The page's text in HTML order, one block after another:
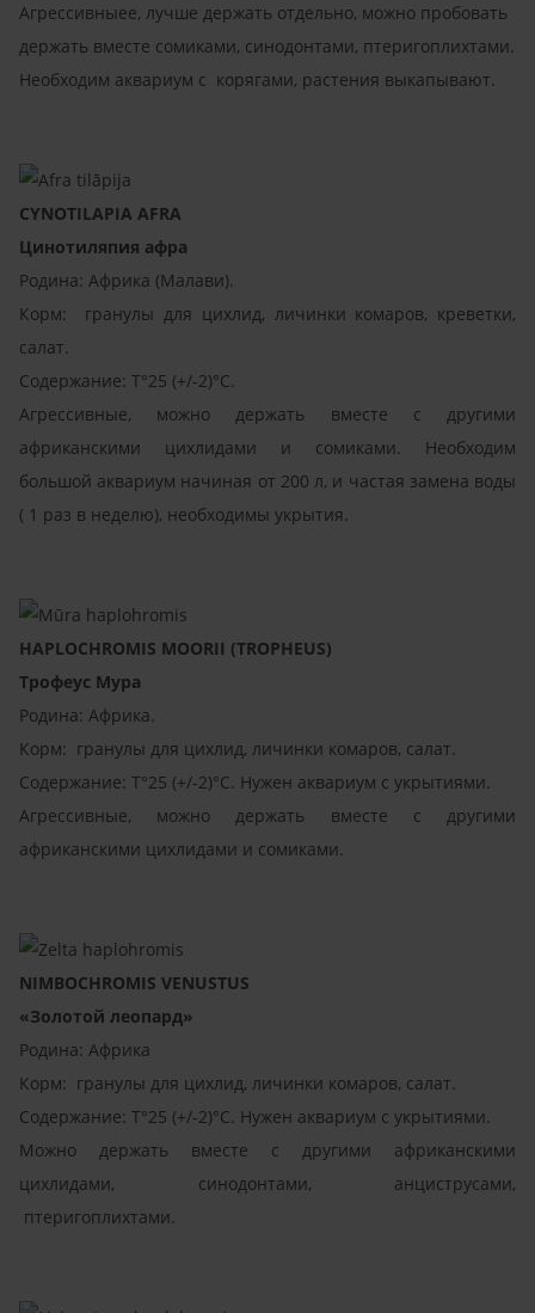
Агрессивныее, лучше держать отдельно, можно пробовать
держать вместе сомиками, синодонтами, птеригоплихтами.
Необходим аквариум с корягами, растения выкапывают.
CYNOTILAPIA AFRA
Цинотиляпия афра
Родина: Африка (Малави).
Корм: гранулы для цихлид, личинки комаров, креветки,
салат.
Содержание: T°25 (+/-2)°C.
Агрессивные, можно держать вместе с другими
африканскими цихлидами и сомиками. Необходим
большой аквариум начиная от 200 л, и частая замена воды
( 1 раз в неделю), необходимы укрытия.
HAPLOCHROMIS MOORII (TROPHEUS)
Трофеус Мура
Родина: Африка.
Корм: гранулы для цихлид, личинки комаров, салат.
Содержание: T°25 (+/-2)°C. Нужен аквариум с укрытиями.
Агрессивные, можно держать вместе с другими
африканскими цихлидами и сомиками.
NIMBOCHROMIS VENUSTUS
«Золотой леопард»
Родина: Африка
Корм: гранулы для цихлид, личинки комаров, салат.
Содержание: T°25 (+/-2)°C. Нужен аквариум с укрытиями.
Можно держать вместе с другими африканскими
цихлидами, синодонтами, анциструсами,
птеригоплихтами.